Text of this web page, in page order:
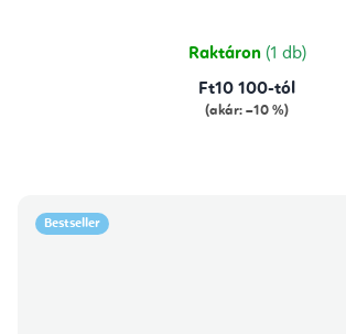
csillag.
Raktáron (1 db)
Ft10 100-tól
(akár: –10 %)
Bestseller